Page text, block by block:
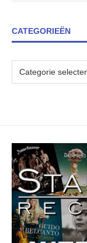
CATEGORIEËN